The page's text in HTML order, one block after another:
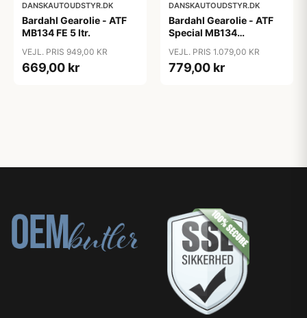
DANSKAUTOUDSTYR.DK
Bardahl Gearolie - ATF
MB134 FE 5 ltr.
VEJL. PRIS 949,00 KR
669,00 kr
DANSKAUTOUDSTYR.DK
Bardahl Gearolie - ATF
Special MB134
VEJL. PRIS 1.079,00 KR
779,00 kr